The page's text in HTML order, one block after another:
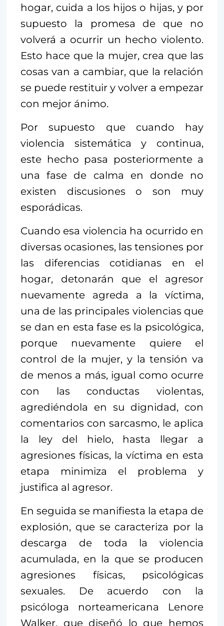
hogar, cuida a los hijos o hijas, y por
supuesto la promesa de que no
volverá a ocurrir un hecho violento.
Esto hace que la mujer, crea que las
cosas van a cambiar, que la relación
se puede restituir y volver a empezar
con mejor ánimo.
Por supuesto que cuando hay
violencia sistemática y continua,
este hecho pasa posteriormente a
una fase de calma en donde no
existen discusiones o son muy
esporádicas.
Cuando esa violencia ha ocurrido en
diversas ocasiones, las tensiones por
las diferencias cotidianas en el
hogar, detonarán que el agresor
nuevamente agreda a la víctima,
una de las principales violencias que
se dan en esta fase es la psicológica,
porque nuevamente quiere el
control de la mujer, y la tensión va
de menos a más, igual como ocurre
con las conductas violentas,
agrediéndola en su dignidad, con
comentarios con sarcasmo, le aplica
la ley del hielo, hasta llegar a
agresiones físicas, la víctima en esta
etapa minimiza el problema y
justifica al agresor.
En seguida se manifiesta la etapa de
explosión, que se caracteriza por la
descarga de toda la violencia
acumulada, en la que se producen
agresiones físicas, psicológicas
sexuales. De acuerdo con la
psicóloga norteamericana Lenore
Walker, que diseñó lo que hemos